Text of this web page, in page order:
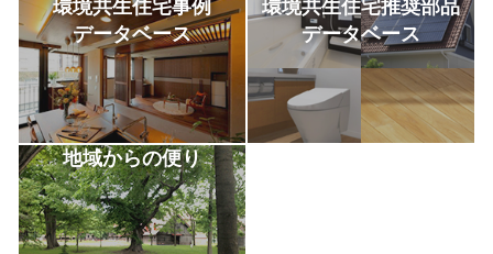
環境共生住宅事例
データベース
環境共生住宅推奨部品
データベース
地域からの便り